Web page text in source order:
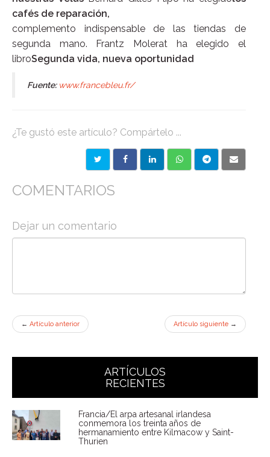
cafés de reparación,
complemento indispensable de las tiendas de
segunda mano. Frantz Molerat ha elegido el
libroSegunda vida, nueva oportunidad
Fuente: www.francebleu.fr/
¿Te gustó este artículo? Compártelo ...
COMENTARIOS
Dejar un comentario
← Artículo anterior Artículo siguiente →
ARTÍCULOS
RECIENTES
Francia/El arpa artesanal irlandesa
conmemora los treinta años de
hermanamiento entre Kilmacow y Saint-
Thurien